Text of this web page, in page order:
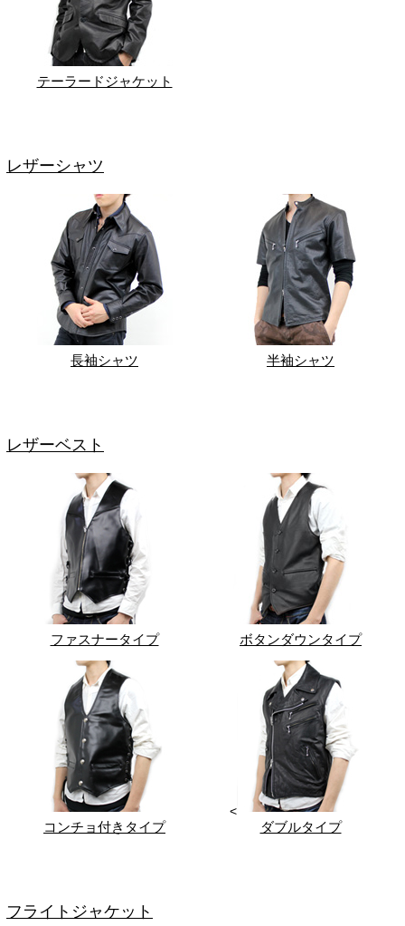
テーラードジャケット
レザーシャツ
長袖シャツ 半袖シャツ
レザーベスト
ファスナータイプ ボタンダウンタイプ
コンチョ付きタイプ
<
ダブルタイプ
フライトジャケット